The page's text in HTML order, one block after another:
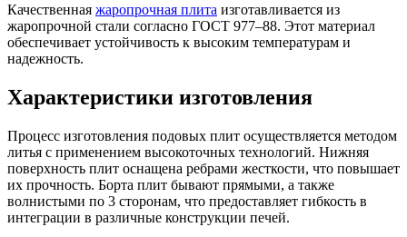
Качественная жаропрочная плита изготавливается из
жаропрочной стали согласно ГОСТ 977–88. Этот материал
обеспечивает устойчивость к высоким температурам и
надежность.
Характеристики изготовления
Процесс изготовления подовых плит осуществляется методом
литья с применением высокоточных технологий. Нижняя
поверхность плит оснащена ребрами жесткости, что повышает
их прочность. Борта плит бывают прямыми, а также
волнистыми по 3 сторонам, что предоставляет гибкость в
интеграции в различные конструкции печей.